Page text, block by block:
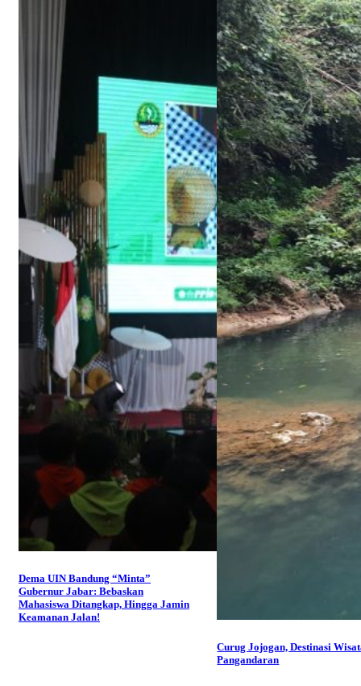
Dema UIN Bandung “Minta”
Gubernur Jabar: Bebaskan
Mahasiswa Ditangkap, Hingga Jamin
Keamanan Jalan!
Curug Jojogan, Destinasi
Pangandaran